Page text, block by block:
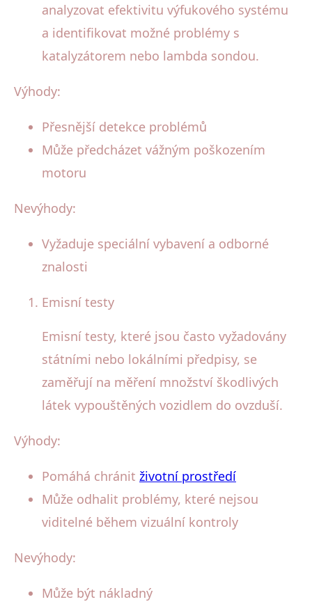
analyzovat efektivitu výfukového systému
a identifikovat možné problémy s
katalyzátorem nebo lambda sondou.
Výhody:
Přesnější detekce problémů
Může předcházet vážným poškozením
motoru
Nevýhody:
Vyžaduje speciální vybavení a odborné
znalosti
Emisní testy
Emisní testy, které jsou často vyžadovány
státními nebo lokálními předpisy, se
zaměřují na měření množství škodlivých
látek vypouštěných vozidlem do ovzduší.
Výhody:
Pomáhá chránit životní prostředí
Může odhalit problémy, které nejsou
viditelné během vizuální kontroly
Nevýhody:
Může být nákladný